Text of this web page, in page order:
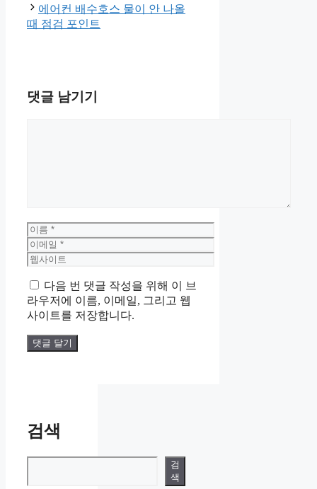
에어컨 배수호스 물이 안 나올
때 점검 포인트
댓글 남기기
이
름
이
메
웹
이
트
다음 번 댓글 작성을 위해 이 브
라우저에 이름, 이메일, 그리고 웹
사이트를 저장합니다.
검색
검
색